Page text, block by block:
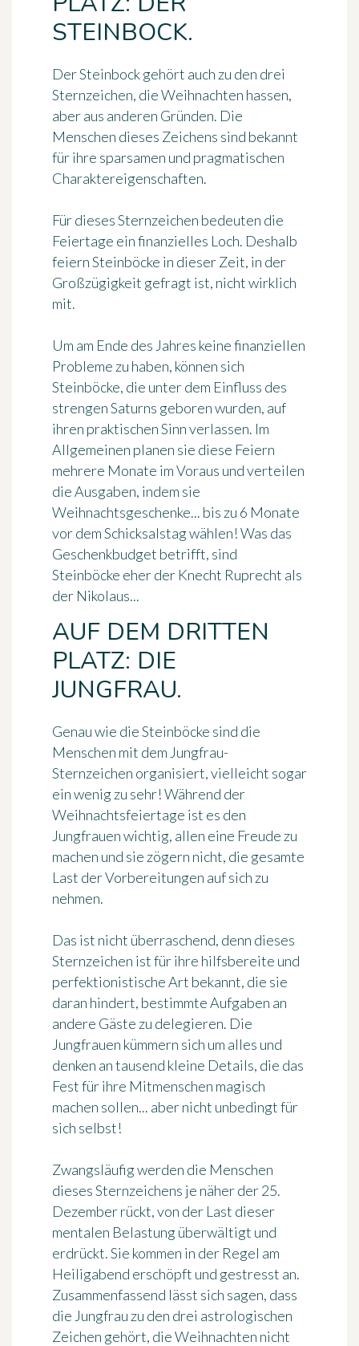
STEINBOCK.
DerSteinbockgehört auch zu den drei
Sternzeichen, die Weihnachten hassen,
aber aus anderen Gründen. Die
Menschen dieses Zeichens sind bekannt
für ihre spar­samen und pragmatischen
Charaktereigenschaften.
Für dieses Sternzeichen bedeuten die
Feiertage ein finanzielles Loch. Deshalb
feiern Steinböcke in dieser Zeit, in der
Großzügigkeit gefragt ist, nicht wirklich
mit.
Um am Ende des Jahres keine finanziellen
Probleme zu haben, können sich
Steinböcke, die unter dem Einfluss des
strengen Saturns geboren wurden, auf
ihren praktischen Sinn verlassen. Im
Allgemeinen planen sie diese Feiern
mehrere Monate im Voraus und verteilen
die Ausgaben, indem sie
Weihnachtsgeschenke... bis zu 6 Monate
vor dem Schicksalstag wählen! Was das
Geschenkbudget betrifft, sind
Steinböcke eher der Knecht Ruprecht als
der Nikolaus...
AUF DEM DRITTEN
PLATZ: DIE
JUNGFRAU.
Genau wie die Steinböcke sind die
Menschen mit dem Jungfrau-
Sternzeichen organisiert, vielleicht sogar
ein wenig zu sehr! Während der
Weihnachtsfeiertage ist es den
Jungfrauen wichtig, allen eine Freude zu
machen und sie zögern nicht, die gesamte
Last der Vorbereitungen auf sich zu
nehmen.
Das ist nicht überraschend, denn dieses
Sternzeichen ist fürihre hilfsbereite und
perfektionistische Art bekannt, die sie
daran hindert, bestimmte Aufgaben an
andere Gäste zu delegieren. Die
Jungfrauen kümmern sich um alles und
denken an tausend kleine Details, die das
Fest für ihre Mitmenschen magisch
machen sollen... aber nicht unbedingt für
sich selbst!
Zwangsläufig werden die Menschen
dieses Sternzeichens je näher der 25.
Dezember rückt, von der Last dieser
mentalen Belastung überwältigt und
erdrückt. Sie kommen in der Regel am
Heiligabend erschöpft und gestresst an.
Zusammenfassend lässt sich sagen, dass
die Jungfrau zu den drei astrologischen
Zeichen gehört, die Weihnachten nicht